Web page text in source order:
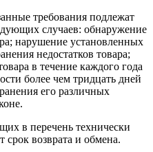
требования подлежат
случаев: обнаружение
нарушение установленных
недостатков товара;
в течение каждого года
более чем тридцать дней
его различных
в перечень технически
срок возврата и обмена.